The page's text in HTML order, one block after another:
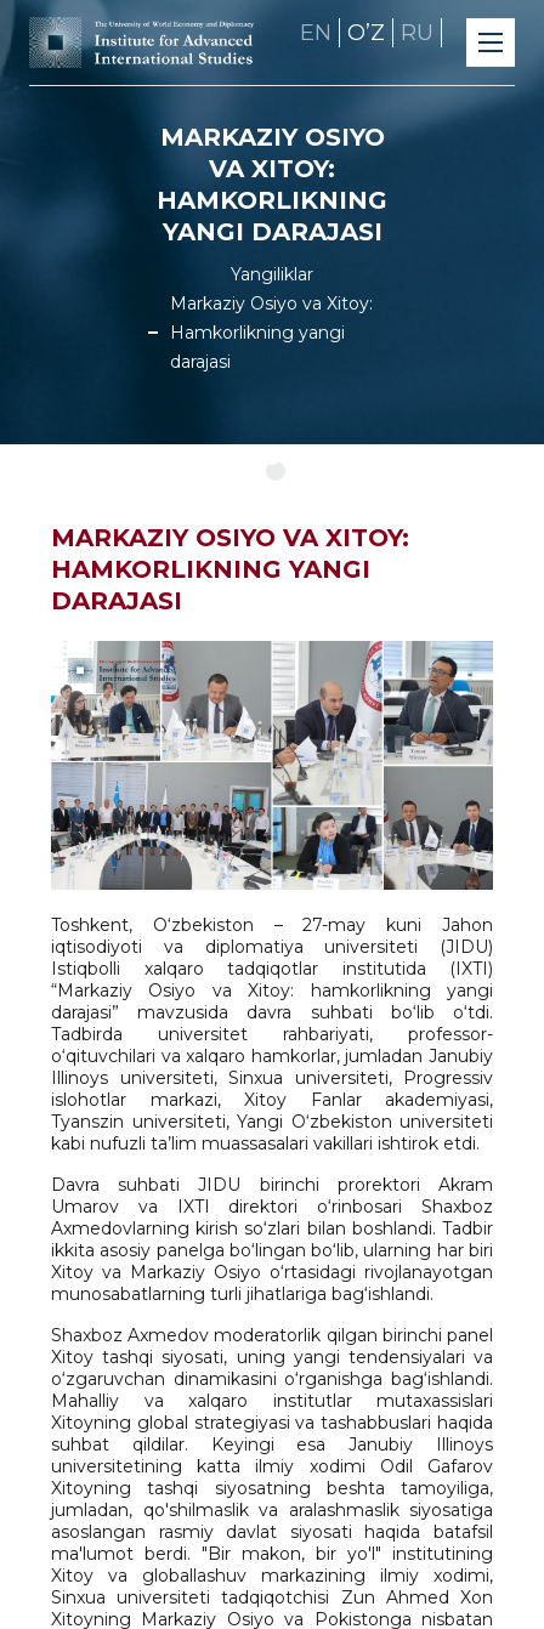
EN OʼZ RU
MARKAZIY OSIYO
VA XITOY:
HAMKORLIKNING
YANGI DARAJASI
Yangiliklar
Markaziy Osiyo va Xitoy:
Hamkorlikning yangi
darajasi
MARKAZIY OSIYO VA XITOY:
HAMKORLIKNING YANGI
DARAJASI
Toshkent, O‘zbekiston – 27-may kuni Jahon
iqtisodiyoti va diplomatiya universiteti (JIDU)
Istiqbolli xalqaro tadqiqotlar institutida (IXTI)
“Markaziy Osiyo va Xitoy: hamkorlikning yangi
darajasi” mavzusida davra suhbati bo‘lib o‘tdi.
Tadbirda universitet rahbariyati, professor-
o‘qituvchilari va xalqaro hamkorlar, jumladan Janubiy
Illinoys universiteti, Sinxua universiteti, Progressiv
islohotlar markazi, Xitoy Fanlar akademiyasi,
Tyanszin universiteti, Yangi O‘zbekiston universiteti
kabi nufuzli ta’lim muassasalari vakillari ishtirok etdi.
Davra suhbati JIDU birinchi prorektori Akram
Umarov va IXTI direktori o‘rinbosari Shaxboz
Axmedovlarning kirish so‘zlari bilan boshlandi. Tadbir
ikkita asosiy panelga bo‘lingan bo‘lib, ularning har biri
Xitoy va Markaziy Osiyo o‘rtasidagi rivojlanayotgan
munosabatlarning turli jihatlariga bag‘ishlandi.
Shaxboz Axmedov moderatorlik qilgan birinchi panel
Xitoy tashqi siyosati, uning yangi tendensiyalari va
o‘zgaruvchan dinamikasini o‘rganishga bag‘ishlandi.
Mahalliy va xalqaro institutlar mutaxassislari
Xitoyning global strategiyasi va tashabbuslari haqida
suhbat qildilar. Keyingi esa Janubiy Illinoys
universitetining katta ilmiy xodimi Odil Gafarov
Xitoyning tashqi siyosatning beshta tamoyiliga,
jumladan, qo'shilmaslik va aralashmaslik siyosatiga
asoslangan rasmiy davlat siyosati haqida batafsil
ma'lumot berdi. "Bir makon, bir yo'l" institutining
Xitoy va globallashuv markazining ilmiy xodimi,
Sinxua universiteti tadqiqotchisi Zun Ahmed Xon
Xitoyning Markaziy Osiyo va Pokistonga nisbatan